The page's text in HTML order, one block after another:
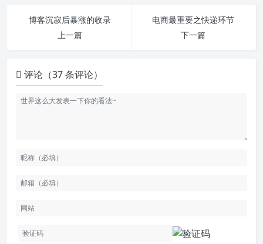
博客沉寂后暴涨的收录
上一篇
电商最重要之快递环节
下一篇
评论（37 条评论）